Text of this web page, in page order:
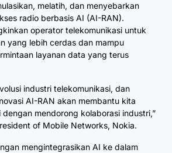
melatih, dan menyebarkan
radio berbasis AI (AI-RAN).
operator telekomunikasi untuk
yang lebih cerdas dan mampu
layanan data yang terus
industri telekomunikasi, dan
AI-RAN akan membantu kita
mendorong kolaborasi industri,”
of Mobile Networks, Nokia.
mengintegrasikan AI ke dalam